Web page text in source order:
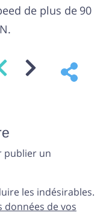
de plus de 90
publier un
les indésirables.
données de vos